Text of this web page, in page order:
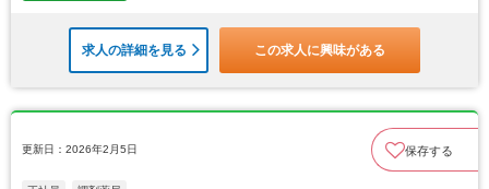
求人の詳細を見る この求人に興味がある
更新日：2026年2月5日 保存する